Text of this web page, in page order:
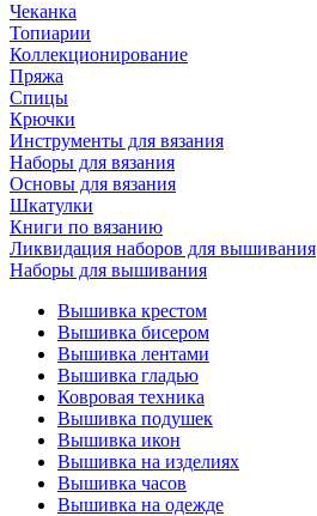
Чеканка
Топиарии
Коллекционирование
Пряжа
Спицы
Крючки
Инструменты для вязания
Наборы для вязания
Основы для вязания
Шкатулки
Книги по вязанию
Ликвидация наборов для вышивания
Наборы для вышивания
Вышивка крестом
Вышивка бисером
Вышивка лентами
Вышивка гладью
Ковровая техника
Вышивка подушек
Вышивка икон
Вышивка на изделиях
Вышивка часов
Вышивка на одежде